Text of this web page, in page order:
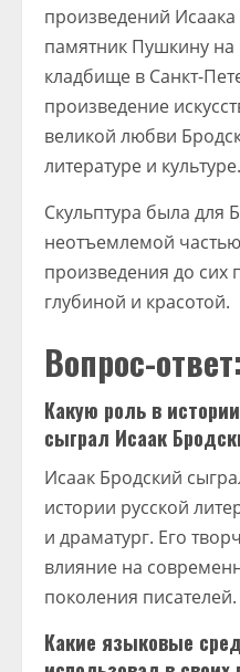
произведений Исаака
памятник Пушкину
кладбище в Санкт-
произведение
великой любви
литературе и культуре.
Скульптура была для
неотъемлемой
произведения до сих
глубиной и красотой.
Вопрос-ответ:
Какую роль в
сыграл Исаак
Исаак Бродский
истории русской
и драматург. Его
влияние на
поколения писателей.
Какие языковые